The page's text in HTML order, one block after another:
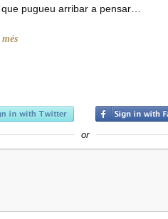
que pugueu arribar a pensar…
or